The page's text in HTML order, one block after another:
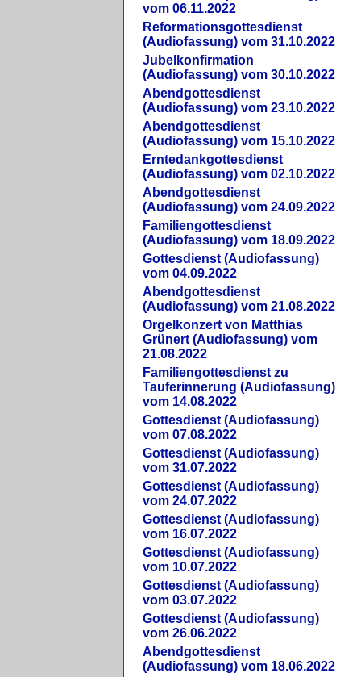
vom 06.11.2022
Reformationsgottesdienst
(Audiofassung) vom 31.10.2022
Jubelkonfirmation
(Audiofassung) vom 30.10.2022
Abendgottesdienst
(Audiofassung) vom 23.10.2022
Abendgottesdienst
(Audiofassung) vom 15.10.2022
Erntedankgottesdienst
(Audiofassung) vom 02.10.2022
Abendgottesdienst
(Audiofassung) vom 24.09.2022
Familiengottesdienst
(Audiofassung) vom 18.09.2022
Gottesdienst (Audiofassung)
vom 04.09.2022
Abendgottesdienst
(Audiofassung) vom 21.08.2022
Orgelkonzert von Matthias
Grünert (Audiofassung) vom
21.08.2022
Familiengottesdienst zu
Tauferinnerung (Audiofassung)
vom 14.08.2022
Gottesdienst (Audiofassung)
vom 07.08.2022
Gottesdienst (Audiofassung)
vom 31.07.2022
Gottesdienst (Audiofassung)
vom 24.07.2022
Gottesdienst (Audiofassung)
vom 16.07.2022
Gottesdienst (Audiofassung)
vom 10.07.2022
Gottesdienst (Audiofassung)
vom 03.07.2022
Gottesdienst (Audiofassung)
vom 26.06.2022
Abendgottesdienst
(Audiofassung) vom 18.06.2022